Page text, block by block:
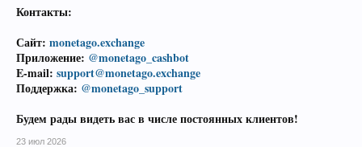
Контакты:
Сайт: monetago.exchange
Приложение: @monetago_cashbot
E-mail: support@monetago.exchange
Поддержка: @monetago_support
Будем рады видеть вас в числе постоянных клиентов!
23 июл 2026